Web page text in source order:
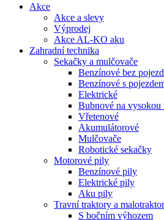
Akce
Akce a slevy
Výprodej
Akce AL-KO aku
Zahradní technika
Sekačky a mulčovače
Benzínové bez
Benzínové s
Elektrické
Bubnové na vysokou
Vřetenové
Akumulátorové
Mulčovače
Robotické sekačky
Motorové pily
Benzínové pily
Elektrické pily
Aku pily
Travní traktory a
S bočním výhozem